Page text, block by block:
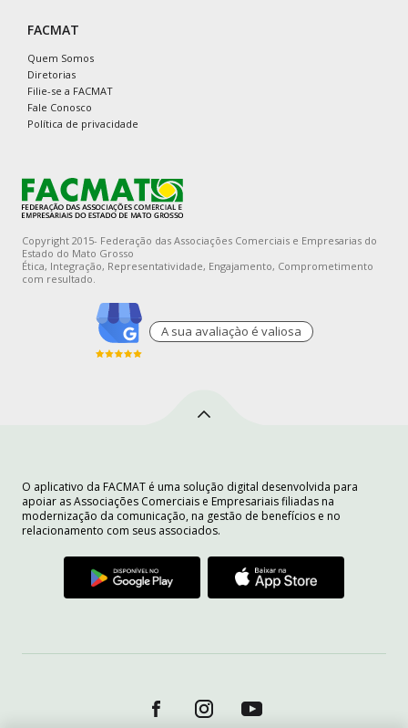
FACMAT
Quem Somos
Diretorias
Filie-se a FACMAT
Fale Conosco
Política de privacidade
Copyright 2015- Federação das Associações Comerciais e Empresarias do
Estado do Mato Grosso
Ética, Integração, Representatividade, Engajamento, Comprometimento
com resultado.
A sua avaliaçào é valiosa
O aplicativo da FACMAT é uma solução digital desenvolvida para
apoiar as Associações Comerciais e Empresariais filiadas na
modernização da comunicação, na gestão de benefícios e no
relacionamento com seus associados.